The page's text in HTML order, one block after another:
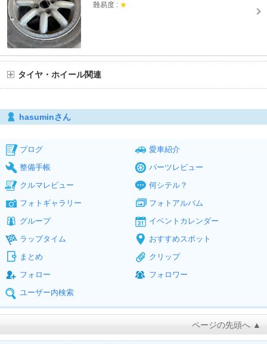
難易度 : ★
タイヤ・ホイール関連
hasuminさん
ブログ
愛車紹介
整備手帳
パーツレビュー
クルマレビュー
何シテル？
フォトギャラリー
フォトアルバム
グループ
イベントカレンダー
ラップタイム
おすすめスポット
まとめ
クリップ
フォロー
フォロワー
ユーザー内検索
ページの先頭へ ▲